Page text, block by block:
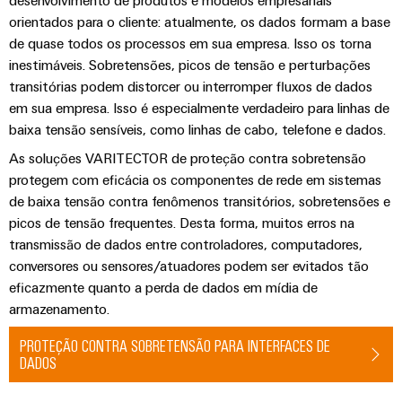
desafios
da
construção
de
quadros
elétricos
Máquinas
Soluções
os
vários
setores
de
de
máquinas
e
fábricas
e
Fabricante
de
Equipamentos
Originais
(OEM)
Medição
de
energia
Weidmüller
Industrial
AI
Acesso
remoto
Plataforma
de
serviços
industriais
orientados para o cliente: atualmente, os dados formam a base
de quase todos os processos em sua empresa. Isso os torna
inestimáveis. Sobretensões, picos de tensão e perturbações
transitórias podem distorcer ou interromper fluxos de dados
em sua empresa. Isso é especialmente verdadeiro para linhas de
baixa tensão sensíveis, como linhas de cabo, telefone e dados.
As soluções VARITECTOR de proteção contra sobretensão
protegem com eficácia os componentes de rede em sistemas
de baixa tensão contra fenômenos transitórios, sobretensões e
picos de tensão frequentes. Desta forma, muitos erros na
transmissão de dados entre controladores, computadores,
conversores ou sensores/atuadores podem ser evitados tão
eficazmente quanto a perda de dados em mídia de
armazenamento.
PROTEÇÃO CONTRA SOBRETENSÃO PARA INTERFACES DE
DADOS